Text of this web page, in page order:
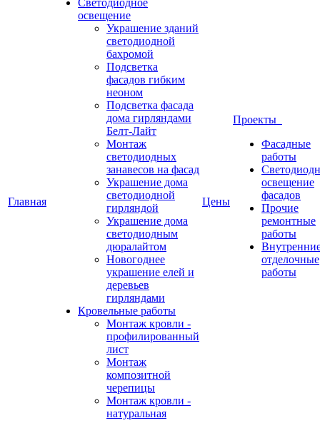
Главная
Светодиодное
освещение
Украшение зданий
светодиодной
бахромой
Подсветка
фасадов гибким
неоном
Подсветка фасада
дома гирляндами
Белт-Лайт
Монтаж
светодиодных
занавесов на фасад
Украшение дома
светодиодной
гирляндой
Украшение дома
светодиодным
дюралайтом
Новогоднее
украшение елей и
деревьев
гирляндами
Кровельные работы
Монтаж кровли -
профилированный
лист
Монтаж
композитной
черепицы
Монтаж кровли -
натуральная
Цены
Проекты
Фасадные
работы
освещение
фасадов
Прочие
ремонтные
работы
отделочные
работы